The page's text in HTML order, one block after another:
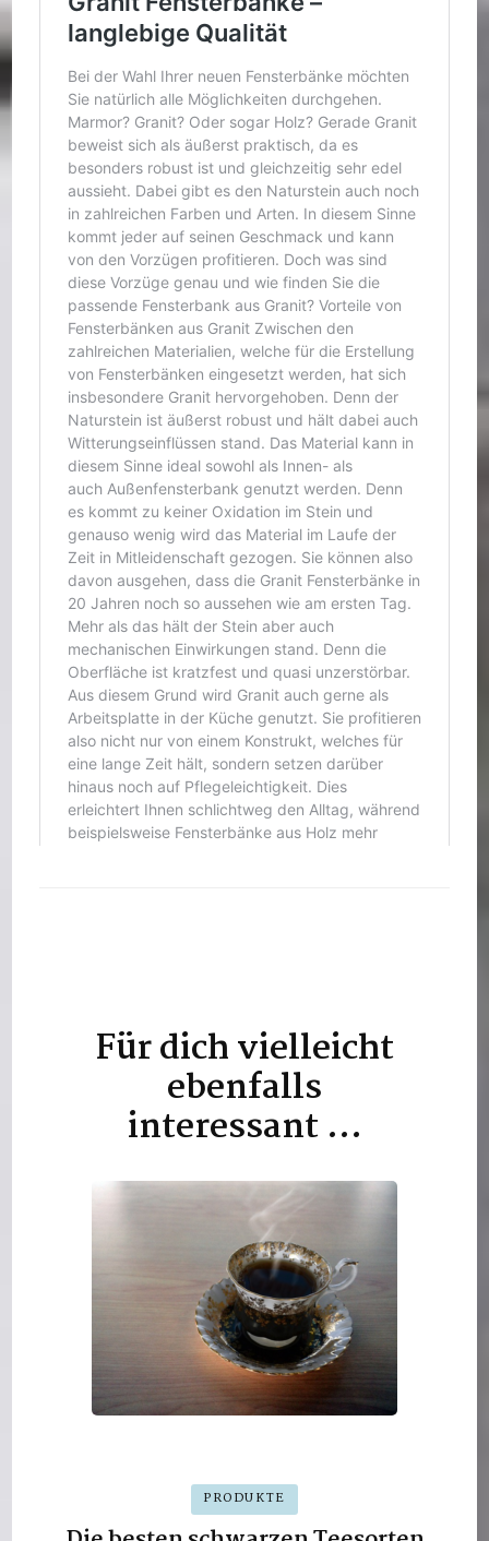
Beitragsnavigation
Für dich vielleicht
ebenfalls
interessant …
PRODUKTE